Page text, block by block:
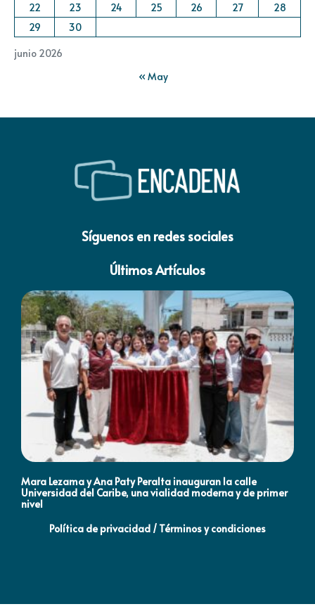
junio 2026
22
23 24 25 26 27
28
29
30
« May
Síguenos en redes sociales
Últimos Artículos
Mara Lezama y Ana Paty Peralta inauguran la calle
Universidad del Caribe, una vialidad moderna y de primer
nivel
Política de privacidad / Términos y condiciones